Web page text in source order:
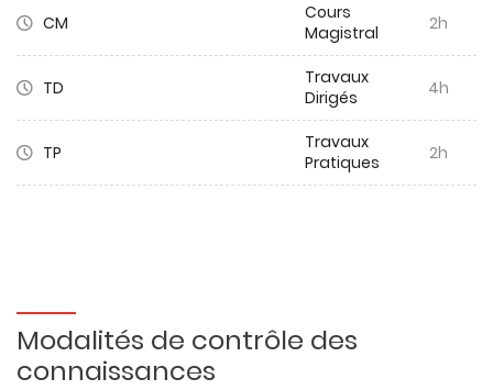
CM
Cours
Magistral
2h
TD
Travaux
Dirigés
4h
TP
Travaux
Pratiques
2h
Modalités de contrôle des
connaissances